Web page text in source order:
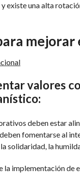
existe una alta
valores
deben estar
fomentarse al
solidaridad, la
la implementación de